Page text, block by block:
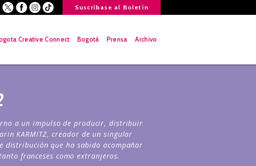
Suscríbase al Boletín
Creative Connect Bogotá Prensa Archivo
a un impulso de producir, distribuir
KARMITZ, creador de un singular
distribución que ha sabido acompañar
franceses como extranjeros.